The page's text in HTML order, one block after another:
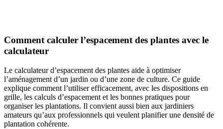
Comment calculer l’espacement des plantes avec le
calculateur
Le calculateur d’espacement des plantes aide à optimiser
l’aménagement d’un jardin ou d’une zone de culture. Ce guide
explique comment l’utiliser efficacement, avec les dispositions en
grille, les calculs d’espacement et les bonnes pratiques pour
organiser les plantations. Il convient aussi bien aux jardiniers
amateurs qu’aux professionnels qui veulent planifier une densité de
plantation cohérente.